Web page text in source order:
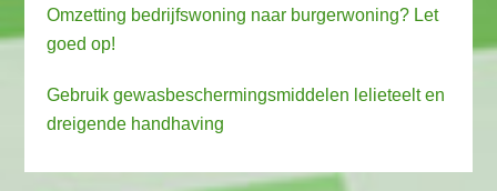
Omzetting bedrijfswoning naar burgerwoning? Let
goed op!
Gebruik gewasbeschermingsmiddelen lelieteelt en
dreigende handhaving